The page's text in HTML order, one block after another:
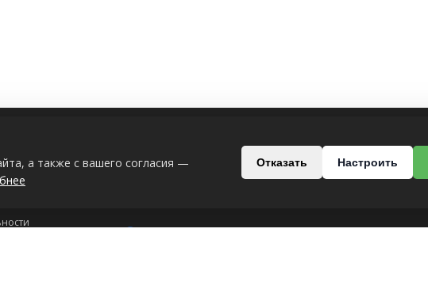
Беларусь, Могилёв, Славгородский проезд, 37
а также с вашего согласия —
Отказать Настроить